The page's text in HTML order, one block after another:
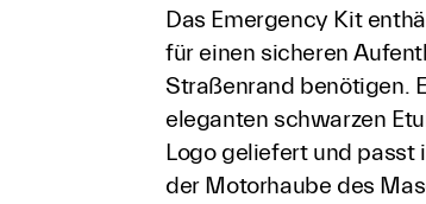
Das Emergency Kit
für einen sicheren
Straßenrand benötigen.
eleganten schwarzen
Logo geliefert und passt
der Motorhaube des